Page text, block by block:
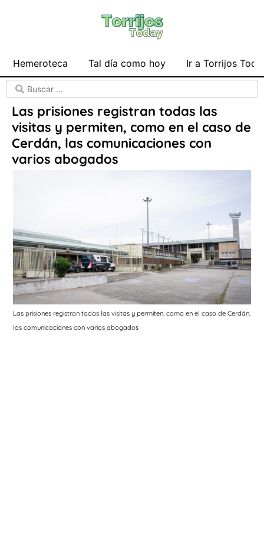
Hemeroteca Tal día como hoy Ir a Torrijos
Las prisiones registran todas las
visitas y permiten, como en el caso de
Cerdán, las comunicaciones con
varios abogados
Las prisiones registran todas las visitas y permiten, como en el caso de Cerdán,
las comunicaciones con varios abogados